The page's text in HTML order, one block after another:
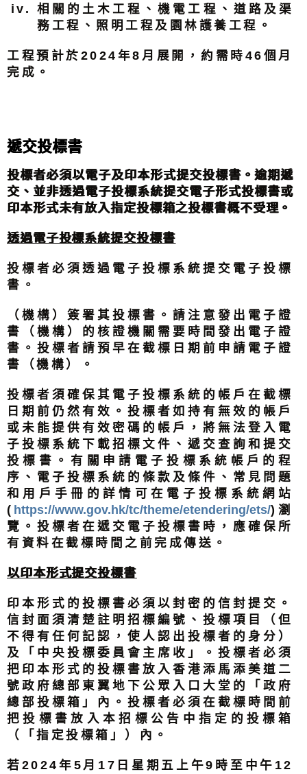
相關的土木工程、機電工程、道路及渠
務工程、照明工程及園林護養工程。
工程預計於2024年8月展開，約需時46個月
完成。
遞交投標書
投標者必須以電子及印本形式提交投標書。逾期遞
交、並非透過電子投標系統提交電子形式投標書或
印本形式未有放入指定投標箱之投標書概不受理。
透過電子投標系統提交投標書
投標者必須透過電子投標系統提交電子投標
書。
（機構）簽署其投標書。請注意發出電子證
書（機構）的核證機關需要時間發出電子證
書。投標者請預早在截標日期前申請電子證
書（機構）。
投標者須確保其電子投標系統的帳戶在截標
日期前仍然有效。投標者如持有無效的帳戶
或未能提供有效密碼的帳戶，將無法登入電
子投標系統下載招標文件、遞交查詢和提交
投標書。有關申請電子投標系統帳戶的程
序、電子投標系統的條款及條件、常見問題
和用戶手冊的詳情可在電子投標系統網站
( https://www.gov.hk/tc/theme/etendering/ets/)瀏
覽。投標者在遞交電子投標書時，應確保所
有資料在截標時間之前完成傳送。
以印本形式提交投標書
印本形式的投標書必須以封密的信封提交。
信封面須清楚註明招標編號、投標項目（但
不得有任何記認，使人認出投標者的身分）
及「中央投標委員會主席收」。投標者必須
把印本形式的投標書放入香港添馬添美道二
號政府總部東翼地下公眾入口大堂的「政府
總部投標箱」內。投標者必須在截標時間前
把投標書放入本招標公告中指定的投標箱
（「指定投標箱」）內。
若2024年5月17日星期五上午9時至中午12